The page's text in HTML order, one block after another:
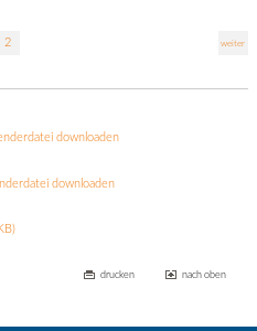
2 weiter
downloaden
downloaden
drucken nach oben